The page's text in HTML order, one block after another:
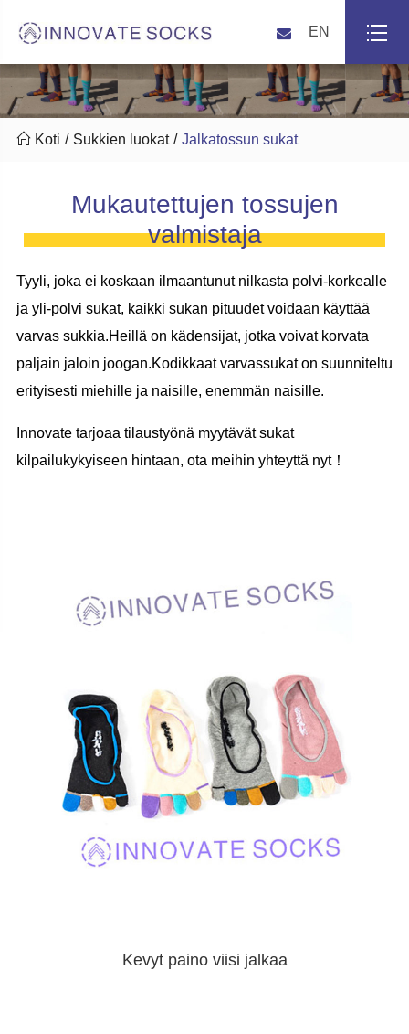
EN
 Koti Sukkien luokat Jalkatossun sukat
Mukautettujen tossujen
valmistaja
Tyyli, joka ei koskaan ilmaantunut nilkasta polvi-korkealle
ja yli-polvi sukat, kaikki sukan pituudet voidaan käyttää
varvas sukkia.Heillä on kädensijat, jotka voivat korvata
paljain jaloin joogan.Kodikkaat varvassukat on suunniteltu
erityisesti miehille ja naisille, enemmän naisille.
Innovate tarjoaa tilaustyönä myytävät sukat
kilpailukykyiseen hintaan, ota meihin yhteyttä nyt！
Kevyt paino viisi jalkaa